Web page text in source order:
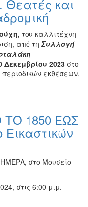
και
του καλλιτέχνη
από τη Συλλογή
Δεκεμβρίου 2023 στο
εκθέσεων,
ΤΟ 1850 ΕΩΣ
στο Μουσείο
στις 6:00 μ.μ.